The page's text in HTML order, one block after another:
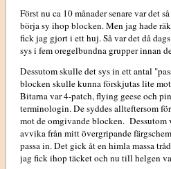
Först nu ca 10 månader senare var det
börja sy ihop blocken. Men jag hade
fick jag gjort i ett huj. Så var det då
sys i fem oregelbundna grupper innan
Dessutom skulle det sys in ett antal
blocken skulle kunna förskjutas lite
Bitarna var 4-patch, flying geese och
terminologin. De syddes allteftersom
mot de omgivande blocken. Dessutom
avvika från mitt övergripande
passa in. Det gick åt en himla massa
jag fick ihop täcket och nu till helgen